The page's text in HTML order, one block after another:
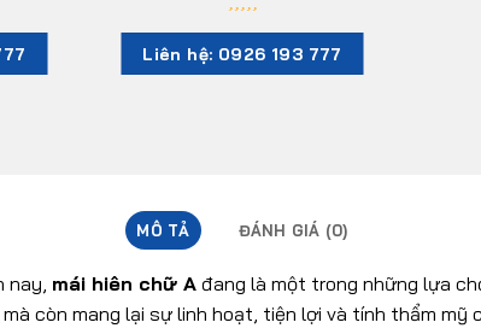
Liên hệ: 0926 193 777
MÔ TẢ ĐÁNH GIÁ (0)
nay, mái hiên chữ A đang là một trong những lựa
còn mang lại sự linh hoạt, tiện lợi và tính thẩm mỹ